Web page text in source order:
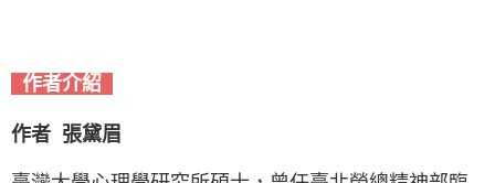
作者介紹
作者 張黛眉